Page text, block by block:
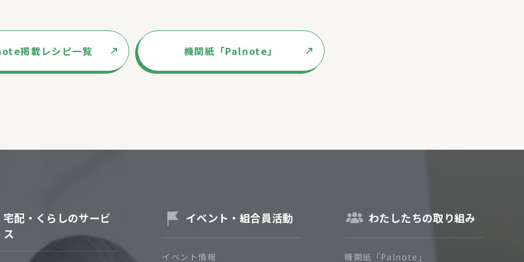
掲載レシピ一覧 機関紙「Palnote」
宅配・くらしのサービ
ス
イベント・組合員活動
イベント情報
わたしたちの取り組み
機関紙「Palnote」